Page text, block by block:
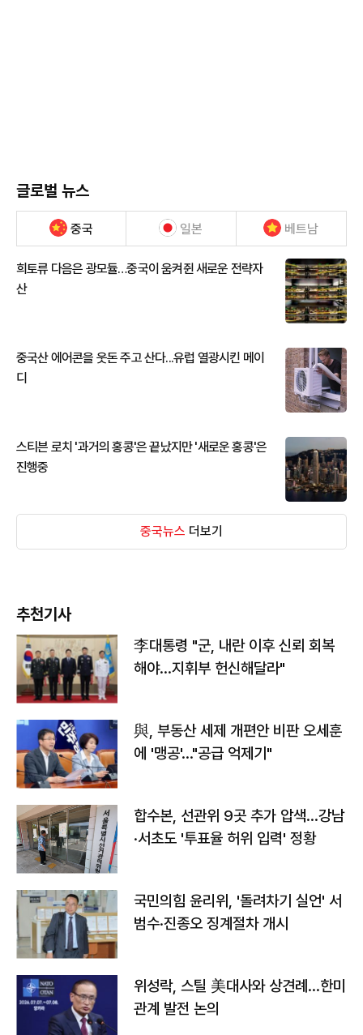
글로벌 뉴스
중국 일본 베트남
희토류 다음은 광모듈…중국이 움켜쥔 새로운 전략자
산
중국산 에어콘을 웃돈 주고 산다...유럽 열광시킨 메이
디
스티븐 로치 '과거의 홍콩'은 끝났지만 '새로운 홍콩'은
진행중
중국뉴스 더보기
추천기사
李대통령 "군, 내란 이후 신뢰 회복
해야…지휘부 헌신해달라"
與, 부동산 세제 개편안 비판 오세훈
에 '맹공'…"공급 억제기"
합수본, 선관위 9곳 추가 압색…강남
·서초도 '투표율 허위 입력' 정황
국민의힘 윤리위, '돌려차기 실언' 서
범수·진종오 징계절차 개시
위성락, 스틸 美대사와 상견례…한미
관계 발전 논의